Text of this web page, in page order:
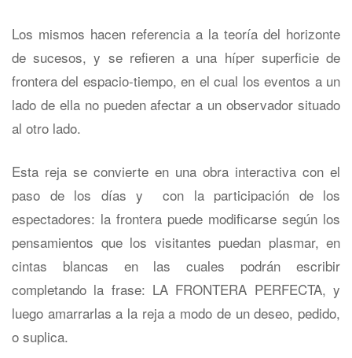
Los mismos hacen referencia a la teoría del horizonte
de sucesos, y se refieren a una híper superficie de
frontera del espacio-tiempo, en el cual los eventos a un
lado de ella no pueden afectar a un observador situado
al otro lado.
Esta reja se convierte en una obra interactiva con el
paso de los días y con la participación de los
espectadores: la frontera puede modificarse según los
pensamientos que los visitantes puedan plasmar, en
cintas blancas en las cuales podrán escribir
completando la frase: LA FRONTERA PERFECTA, y
luego amarrarlas a la reja a modo de un deseo, pedido,
o suplica.